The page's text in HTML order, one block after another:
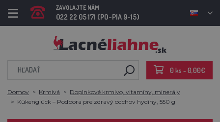
ZAVOLAJTE NÁM
022 22 05 171 (PO-PIA 9-15)
0 ks - 0,00€
Domov Krmivá
Doplnkové krmivo, vitamíny, minerály
Kükenglück – Podpora pre zdravý odchov hydiny, 550 g